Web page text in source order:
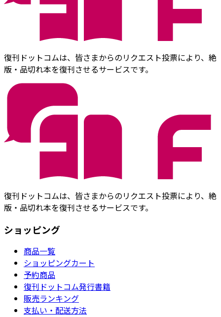
復刊ドットコムは、皆さまからのリクエスト投票により、絶
版・品切れ本を復刊させるサービスです。
復刊ドットコムは、皆さまからのリクエスト投票により、絶
版・品切れ本を復刊させるサービスです。
ショッピング
商品一覧
ショッピングカート
予約商品
復刊ドットコム発行書籍
販売ランキング
支払い・配送方法